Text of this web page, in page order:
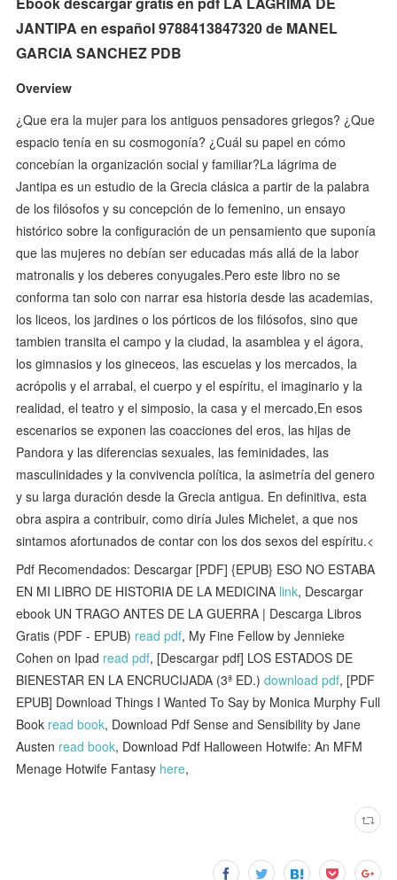
JANTIPA en español 9788413847320 de MANEL
GARCIA SANCHEZ PDB
Overview
¿Que era la mujer para los antiguos pensadores griegos? ¿Que
espacio tenía en su cosmogonía? ¿Cuál su papel en cómo
concebían la organización social y familiar?La lágrima de
Jantipa es un estudio de la Grecia clásica a partir de la palabra
de los filósofos y su concepción de lo femenino, un ensayo
histórico sobre la configuración de un pensamiento que suponía
que las mujeres no debían ser educadas más allá de la labor
matronalis y los deberes conyugales.Pero este libro no se
conforma tan solo con narrar esa historia desde las academias,
los liceos, los jardines o los pórticos de los filósofos, sino que
tambien transita el campo y la ciudad, la asamblea y el ágora,
los gimnasios y los gineceos, las escuelas y los mercados, la
acrópolis y el arrabal, el cuerpo y el espíritu, el imaginario y la
realidad, el teatro y el simposio, la casa y el mercado,En esos
escenarios se exponen las coacciones del eros, las hijas de
Pandora y las diferencias sexuales, las feminidades, las
masculinidades y la convivencia política, la asimetría del genero
y su larga duración desde la Grecia antigua. En definitiva, esta
obra aspira a contribuir, como diría Jules Michelet, a que nos
sintamos afortunados de contar con los dos sexos del espíritu.<
Pdf Recomendados: Descargar [PDF] {EPUB} ESO NO ESTABA
EN MI LIBRO DE HISTORIA DE LA MEDICINA link, Descargar
ebook UN TRAGO ANTES DE LA GUERRA | Descarga Libros
Gratis (PDF - EPUB) read pdf, My Fine Fellow by Jennieke
Cohen on Ipad read pdf, [Descargar pdf] LOS ESTADOS DE
BIENESTAR EN LA ENCRUCIJADA (3ª ED.)download pdf, [PDF
EPUB] Download Things I Wanted To Say by Monica Murphy Full
Book read book, Download Pdf Sense and Sensibility by Jane
Austen read book, Download Pdf Halloween Hotwife: An MFM
Menage Hotwife Fantasy here,